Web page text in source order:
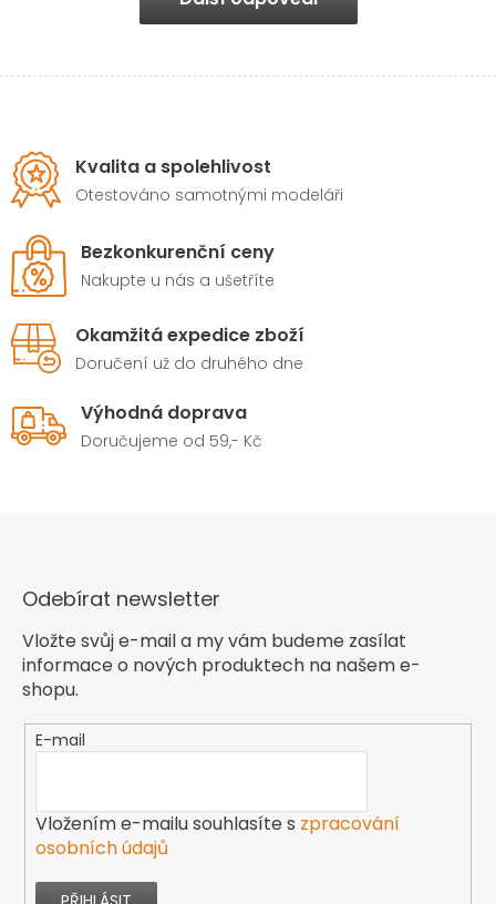
Kvalita a spolehlivost
Otestováno samotnými modeláři
Bezkonkurenční ceny
Nakupte u nás a ušetříte
Okamžitá expedice zboží
Doručení už do druhého dne
Výhodná doprava
Doručujeme od 59,- Kč
Odebírat newsletter
Vložte svůj e-mail a my vám budeme zasílat
informace o nových produktech na našem e-
shopu.
E-mail
Vložením e-mailu souhlasíte s zpracování
osobních údajů